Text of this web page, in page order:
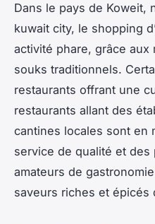
Dans le pays de Koweit,
kuwait city, le shopping
activité phare, grâce aux
souks traditionnels.
restaurants offrant une
restaurants allant des
cantines locales sont en
service de qualité et des
amateurs de
saveurs riches et épicés